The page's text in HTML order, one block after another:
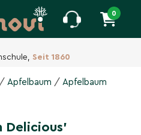
0
Seit 1860
/ Apfelbaum / Apfelbaum
Delicious'